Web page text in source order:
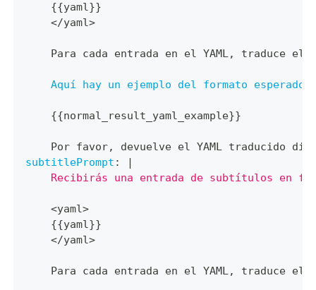
{{yaml}}
    </yaml
>
    Para cada entrada en el YAML
, traduce el
Aquí hay un ejemplo del formato esperado
{{normal_result_yaml_example}}
    Por favor
,
devuelve el YAML traducido
subtitlePrompt :
|
Recibirás una entrada de subtítulos en
    <yaml
>
{{yaml}}
    </yaml
>
    Para cada entrada en el YAML
, traduce el